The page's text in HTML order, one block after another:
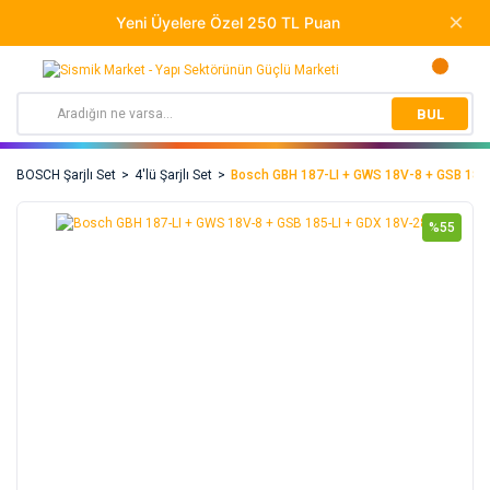
BUL
BOSCH Şarjlı Set 4'lü Şarjlı Set Bosch GBH 187-LI + GWS 18V-8 + GSB
%55